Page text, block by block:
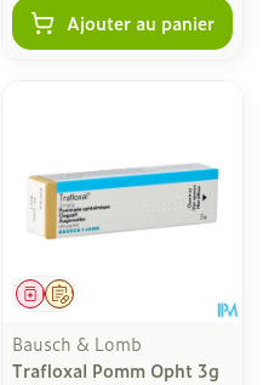
Ajouter au panier
Sur prescription
Médicament
Bausch & Lomb
Trafloxal Pomm Opht 3g